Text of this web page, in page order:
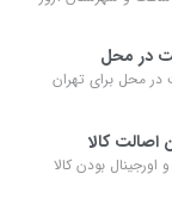
در محل
در محل برای تهران
اصالت کالا
اورجینال بودن کالا